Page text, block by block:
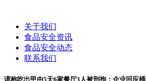
关于我们
食品安全资讯
食品安全动态
联系我们
谎称吃出甲由5天6家餐厅3人被刑拘；企业回应桶